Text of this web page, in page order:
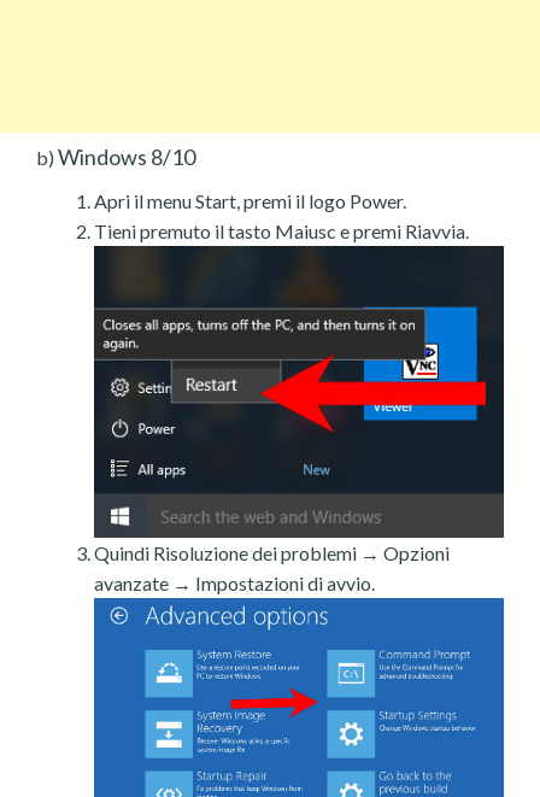
b) Windows 8/10
Apri il menu Start, premi il logo Power.
Tieni premuto il tasto Maiusc e premi Riavvia.
Quindi Risoluzione dei problemi → Opzioni
avanzate → Impostazioni di avvio.